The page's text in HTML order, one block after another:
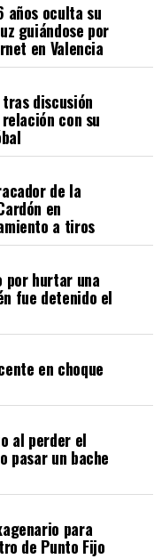
años oculta su
guiándose por
en Valencia
discusión
con su
de la
en
a tiros
por hurtar una
fue detenido el
en choque
al perder el
pasar un bache
para
de Punto Fijo